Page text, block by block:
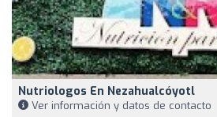
Nutriologos En Nezahualcóyotl
Ver información y datos de contacto